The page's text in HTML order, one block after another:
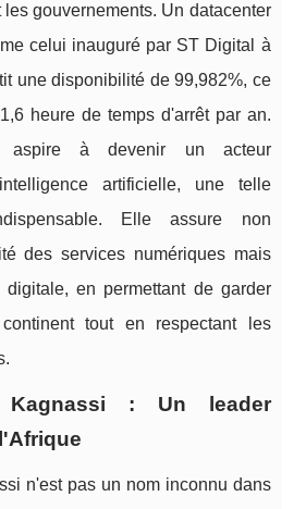
gouvernements. Un datacenter
celui inauguré par ST Digital à
une disponibilité de 99,982%, ce
heure de temps d'arrêt par an.
aspire à devenir un acteur
artificielle, une telle
Elle assure non
des services numériques mais
en permettant de garder
tout en respectant les
Kagnassi : Un leader
n'est pas un nom inconnu dans